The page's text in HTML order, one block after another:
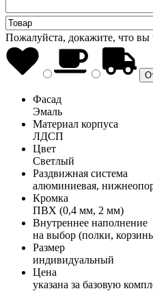
Пожалуйста, докажите, что вы
Фасад
Эмаль
Материал корпуса
ЛДСП
Цвет
Светлый
Раздвижная система
алюминиевая,
Кромка
ПВХ (0,4 мм, 2 мм)
Внутреннее наполнение
на выбор (полки,
Размер
индивидуальный
Цена
указана за базовую